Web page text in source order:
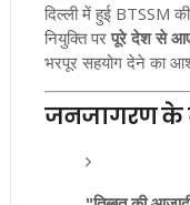
दिल्ली में हुई BTSSM की
नियुक्ति पर पूरे देश से आए
भरपूर सहयोग देने का
जनजागरण के